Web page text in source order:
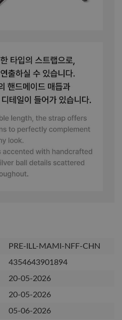
PRE-ILL-MAMI-NFF-CHN
4354643901894
20-05-2026
20-05-2026
05-06-2026